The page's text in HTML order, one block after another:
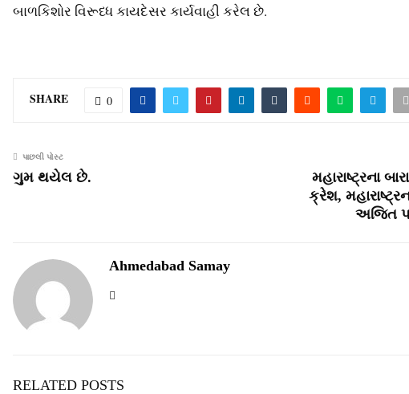
બાળકિશોર વિરૂધ્ધ કાયદેસર કાર્યવાહી કરેલ છે.
SHARE 0
પાછલી પોસ્ટ
ગુમ થયેલ છે.
મહારાષ્ટ્રના
ક્રેશ,
અજિત
Ahmedabad Samay
RELATED POSTS